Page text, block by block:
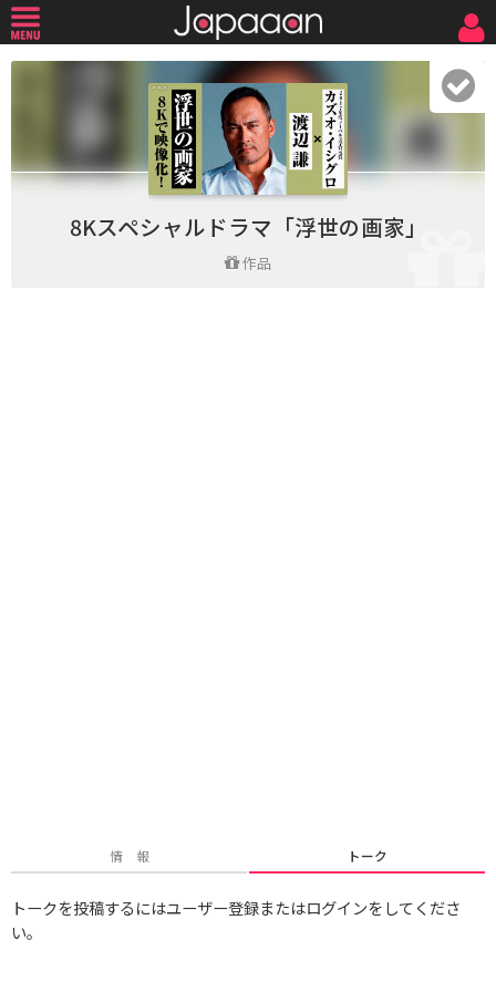
8Kスペシャルドラマ「浮世の画家」
作品
情 報 トーク
トークを投稿するにはユーザー登録またはログインをしてくださ
い。